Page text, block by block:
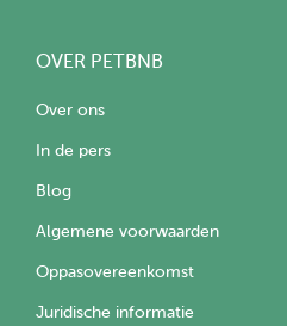
OVER PETBNB
Over ons
In de pers
Blog
Algemene voorwaarden
Oppasovereenkomst
Juridische informatie